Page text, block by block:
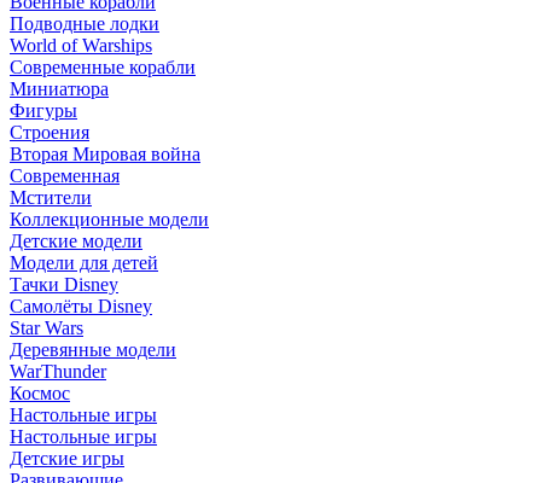
Подводные лодки
World of Warships
Современные корабли
Миниатюра
Фигуры
Строения
Вторая Мировая война
Современная
Мстители
Коллекционные модели
Детские модели
Модели для детей
Тачки Disney
Самолёты Disney
Star Wars
Деревянные модели
WarThunder
Космос
Настольные игры
Настольные игры
Детские игры